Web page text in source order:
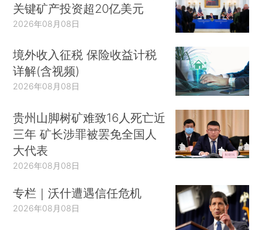
关键矿产投资超20亿美元
2026年08月08日
境外收入征税 保险收益计税
详解(含视频)
2026年08月08日
贵州山脚树矿难致16人死亡近
三年 矿长涉罪被罢免全国人
大代表
2026年08月08日
专栏｜沃什遭遇信任危机
2026年08月08日